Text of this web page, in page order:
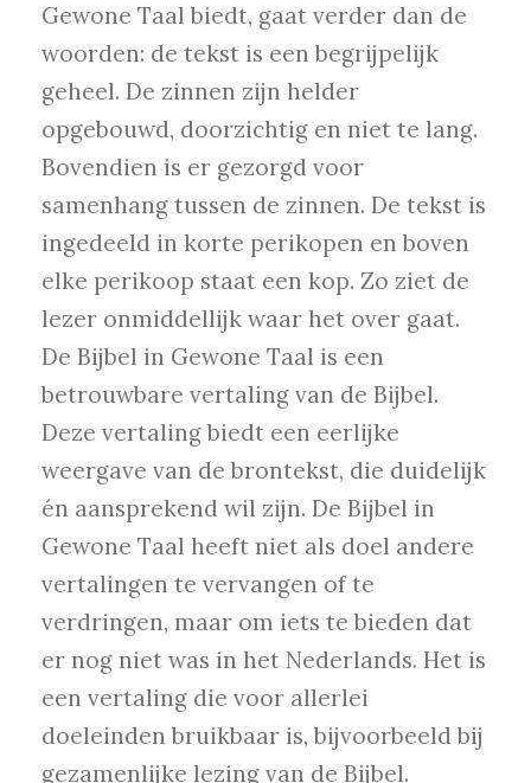
Gewone Taal biedt, gaat verder dan de
woorden: de tekst is een begrijpelijk
geheel. De zinnen zijn helder
opgebouwd, doorzichtig en niet te lang.
Bovendien is er gezorgd voor
samenhang tussen de zinnen. De tekst is
ingedeeld in korte perikopen en boven
elke perikoop staat een kop. Zo ziet de
lezer onmiddellijk waar het over gaat.
De Bijbel in Gewone Taal is een
betrouwbare vertaling van de Bijbel.
Deze vertaling biedt een eerlijke
weergave van de brontekst, die duidelijk
én aansprekend wil zijn. De Bijbel in
Gewone Taal heeft niet als doel andere
vertalingen te vervangen of te
verdringen, maar om iets te bieden dat
er nog niet was in het Nederlands. Het is
een vertaling die voor allerlei
doeleinden bruikbaar is, bijvoorbeeld bij
gezamenlijke lezing van de Bijbel.